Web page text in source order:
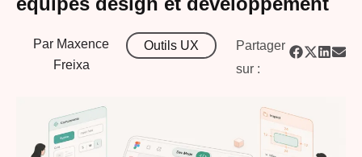
Par Maxence
Freixa
Outils UX
Partager
sur :